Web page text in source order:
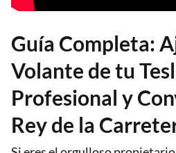
Guía Completa:
Volante de tu
Profesional y
Rey de la